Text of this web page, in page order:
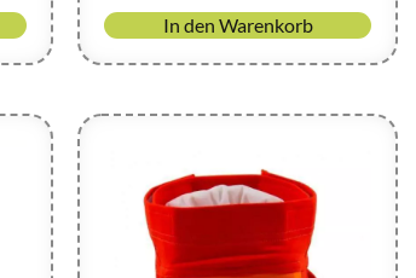
In den Warenkorb